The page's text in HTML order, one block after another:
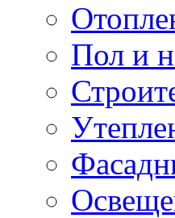
Пол и